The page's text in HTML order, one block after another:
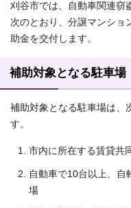
刈谷市では、自動車関連窃
次のとおり、分譲マンショ
助金を交付します。
補助対象となる駐車場
補助対象となる駐車場は、
す。
市内に所在する賃貸共
自動車で10台以上、自
場